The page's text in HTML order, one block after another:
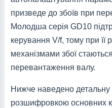
призведе до збоїв при
Молодша серія GD10
керування V/f, тому при її
механізмами збої
перевантаження валу.
Нижче наведено детальну
розшифровкою основних